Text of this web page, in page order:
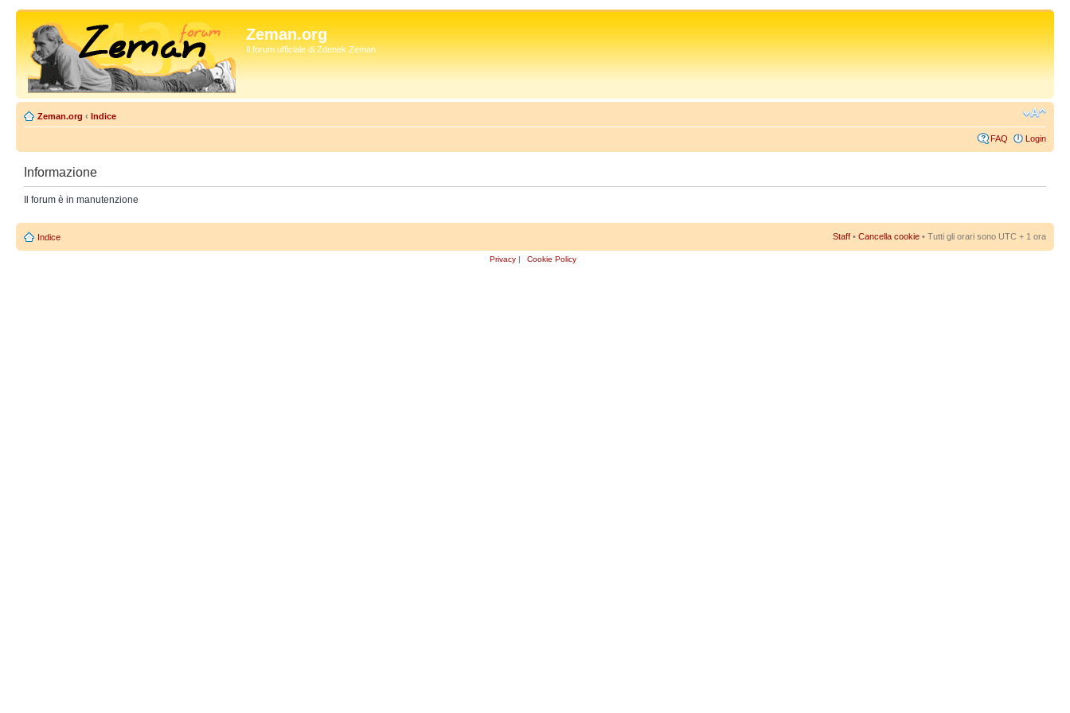
Zeman.org
Il forum ufficiale di Zdenek Zeman
Zeman.org ‹ Indice
FAQ Login
Informazione
Il forum è in manutenzione
Indice Staff • Cancella cookie • Tutti gli orari sono UTC + 1 ora
Privacy | Cookie Policy